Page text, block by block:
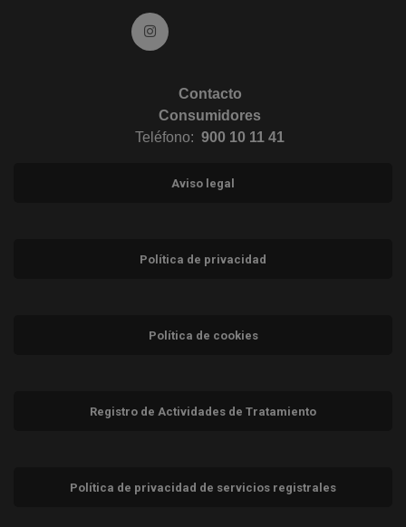
Ir a Instagram (abre en ventana nueva)
Contacto
Consumidores
Teléfono: 900 10 11 41
Aviso legal
Política de privacidad
Política de cookies
Registro de Actividades de Tratamiento
Política de privacidad de servicios registrales